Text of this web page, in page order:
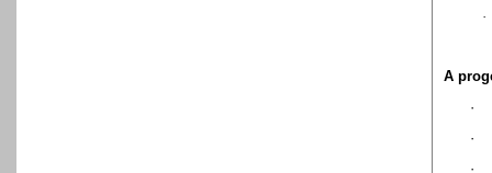
·
A
·
·
·